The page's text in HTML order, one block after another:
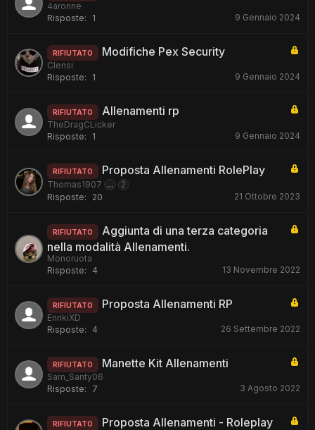
4aronne
Risposte:
1 9 Gennaio 2024
RIFIUTATO Modifiche Pex Security
Clensi
Risposte:
1 9 Gennaio 2024
RIFIUTATO Allenamenti rp
TheDragCLicker
Risposte:
1 9 Gennaio 2024
RIFIUTATO Proposta Allenamenti RolePlay
Thomas1907 ...
2
Risposte:
20 21 Ottobre 2023
RIFIUTATO
Aggiunta di una terza categoria
nella modalità Allenamenti.
Monoruota
Risposte:
4 13 Novembre 2022
RIFIUTATO Proposta Allenamenti RP
EnrikiXD
Risposte:
4 26 Settembre 2022
RIFIUTATO Manette Kit Allenamenti
Sam_Santy06
Risposte:
7 3 Agosto 2022
RIFIUTATO Proposta Allenamenti - Roleplay